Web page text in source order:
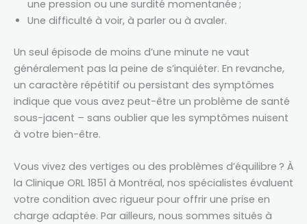
une pression ou une surdité momentanée ;
Une difficulté à voir, à parler ou à avaler.
Un seul épisode de moins d’une minute ne vaut
généralement pas la peine de s’inquiéter. En revanche,
un caractère répétitif ou persistant des symptômes
indique que vous avez peut-être un problème de santé
sous-jacent – sans oublier que les symptômes nuisent
à votre bien-être.
Vous vivez des vertiges ou des problèmes d’équilibre ? À
la Clinique ORL 1851 à Montréal, nos spécialistes évaluent
votre condition avec rigueur pour offrir une prise en
charge adaptée. Par ailleurs, nous sommes situés à